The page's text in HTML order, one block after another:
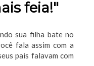
feia!"
sua filha bate no
fala assim com a
pais falavam com